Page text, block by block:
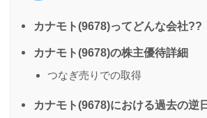
カナモト(9678)ってどんな会社??
カナモト(9678)の株主優待詳細
つなぎ売りでの取得
カナモト(9678)における過去の逆